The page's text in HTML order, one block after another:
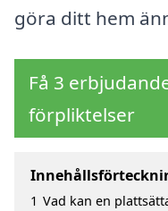
göra ditt hem
Få 3
förpliktelser
1 Vad kan en